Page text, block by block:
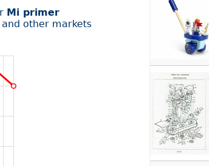
Mi primer
and other markets